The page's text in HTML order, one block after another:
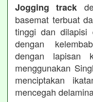
Jogging track
basemat terbuat
tinggi dan dilapisi
dengan
dengan lapisan
menggunakan
menciptakan
mencegah